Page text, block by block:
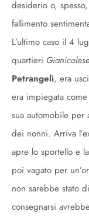
desiderio o,
fallimento
L’ultimo caso il 4
quartieri
Petrangeli, era
era impiegata
sua automobile
dei nonni. Arriva
apre lo sportello e
poi vagato per
non sarebbe stato
consegnarsi